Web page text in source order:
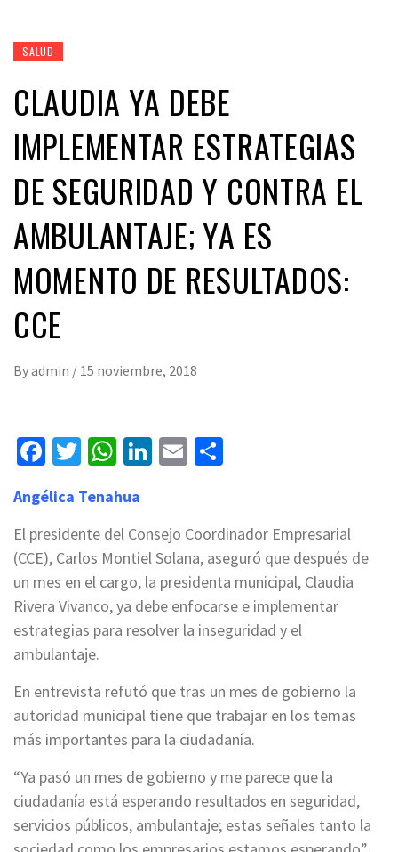
SALUD
CLAUDIA YA DEBE
IMPLEMENTAR ESTRATEGIAS
DE SEGURIDAD Y CONTRA EL
AMBULANTAJE; YA ES
MOMENTO DE RESULTADOS:
CCE
Byadmin / 15 noviembre, 2018
Facebook
Twitter
WhatsApp
LinkedIn
Email
Angélica Tenahua
El presidente del Consejo Coordinador Empresarial
(CCE), Carlos Montiel Solana, aseguró que después de
un mes en el cargo, la presidenta municipal, Claudia
Rivera Vivanco, ya debe enfocarse e implementar
estrategias para resolver la inseguridad y el
ambulantaje.
En entrevista refutó que tras un mes de gobierno la
autoridad municipal tiene que trabajar en los temas
más importantes para la ciudadanía.
“Ya pasó un mes de gobierno y me parece que la
ciudadanía está esperando resultados en seguridad,
servicios públicos, ambulantaje; estas señales tanto la